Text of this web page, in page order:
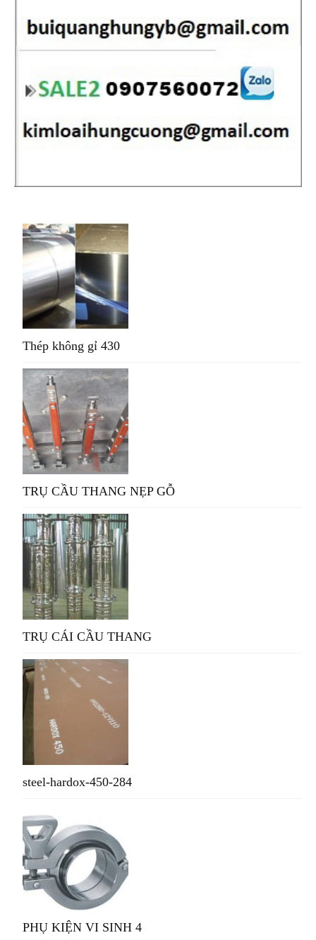
Thép không gỉ 430
TRỤ CẦU THANG NẸP GỖ
TRỤ CÁI CẦU THANG
steel-hardox-450-284
PHỤ KIỆN VI SINH 4